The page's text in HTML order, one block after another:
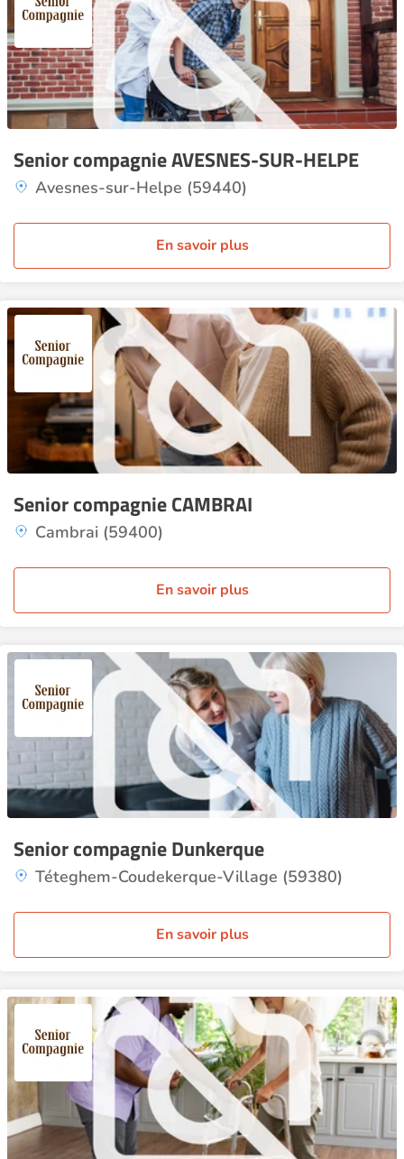
Senior compagnie AVESNES-SUR-HELPE
Avesnes-sur-Helpe (59440)
En savoir plus
Senior compagnie CAMBRAI
Cambrai (59400)
En savoir plus
Senior compagnie Dunkerque
Téteghem-Coudekerque-Village (59380)
En savoir plus